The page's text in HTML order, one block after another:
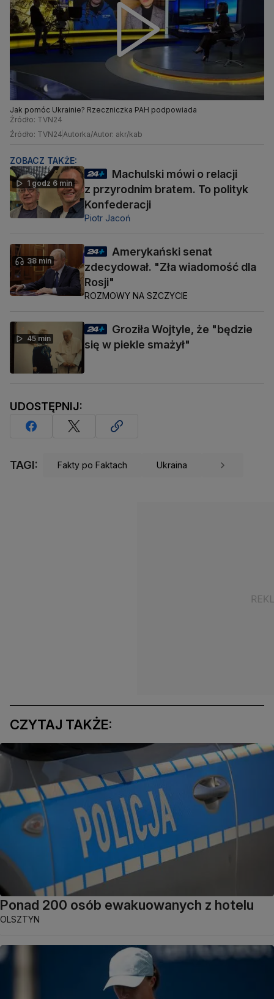
Jak pomóc Ukrainie? Rzeczniczka PAH podpowiada
Źródło: TVN24
Źródło: TVN24Autorka/Autor: akr/kab
ZOBACZ TAKŻE:
1 godz 6 min
Machulski mówi o relacji
z przyrodnim bratem. To polityk
Konfederacji
Piotr Jacoń
38 min
Amerykański senat
zdecydował. "Zła wiadomość dla
Rosji"
ROZMOWY NA SZCZYCIE
45 min
Groziła Wojtyle, że "będzie
się w piekle smażył"
UDOSTĘPNIJ:
TAGI: Fakty po Faktach Ukraina
CZYTAJ TAKŻE:
Ponad 200 osób ewakuowanych z hotelu
OLSZTYN